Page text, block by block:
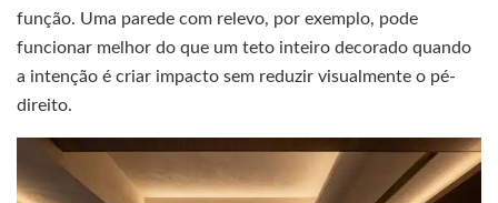
função. Uma parede com relevo, por exemplo, pode
funcionar melhor do que um teto inteiro decorado quando
a intenção é criar impacto sem reduzir visualmente o pé-
direito.